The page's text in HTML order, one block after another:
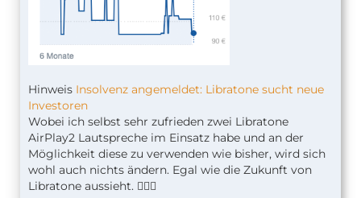
Hinweis Insolvenz angemeldet: Libratone sucht neue
Investoren
Wobei ich selbst sehr zufrieden zwei Libratone
AirPlay2 Lautspreche im Einsatz habe und an der
Möglichkeit diese zu verwenden wie bisher, wird sich
wohl auch nichts ändern. Egal wie die Zukunft von
Libratone aussieht. 🤷🏼‍♂️